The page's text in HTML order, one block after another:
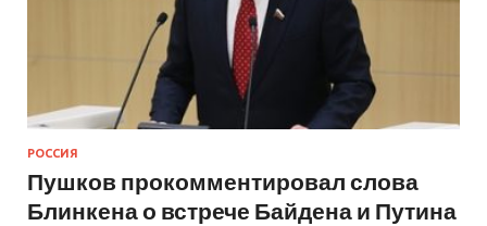
РОССИЯ
Пушков прокомментировал слова
Блинкена о встрече Байдена и Путина